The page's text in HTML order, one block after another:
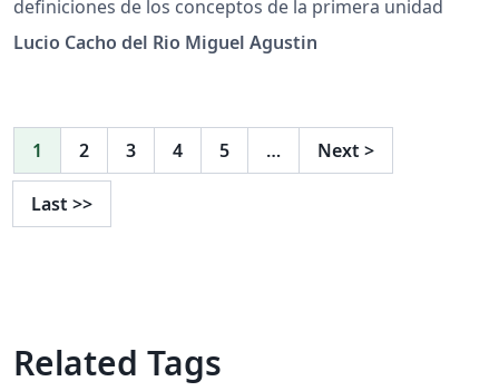
definiciones de los conceptos de la primera unidad
Lucio Cacho del Rio Miguel Agustin
1 2 3 4 5 … Next >
Last >>
Related Tags